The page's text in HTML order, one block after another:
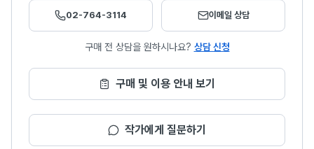
02-764-3114 이메일 상담
구매 전 상담을 원하시나요? 상담 신청
구매 및 이용 안내 보기
작가에게 질문하기